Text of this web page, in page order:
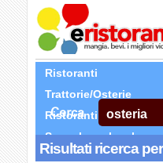
Ristoranti
Trattorie/Osterie
Ristoranti Etnici
Segnala un locale
Cerca
Risultati ricerca